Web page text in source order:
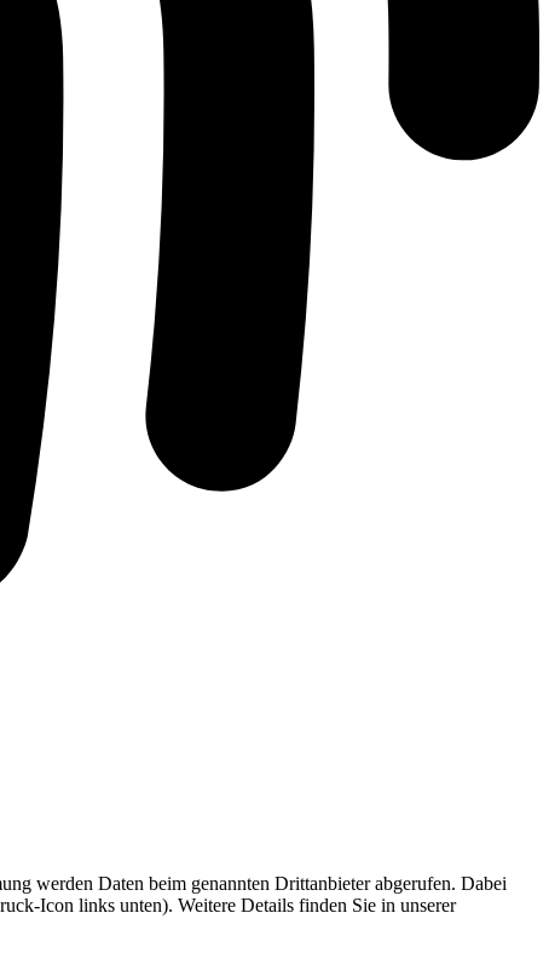
werden Daten beim genannten Drittanbieter abgerufen. Dabei
Icon links unten). Weitere Details finden Sie in unserer